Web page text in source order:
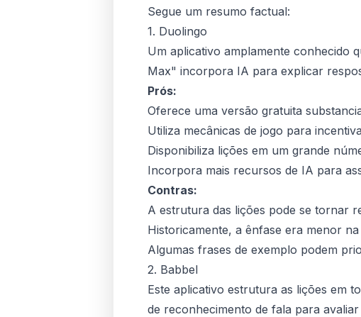
Segue um resumo factual:
1. Duolingo
Um aplicativo amplamente conhecido
Max" incorpora IA para explicar
Prós:
Oferece uma versão gratuita
Utiliza mecânicas de jogo para
Disponibiliza lições em um grande
Incorpora mais recursos de IA para
Contras:
A estrutura das lições pode se tornar
Historicamente, a ênfase era menor
Algumas frases de exemplo podem
2. Babbel
Este aplicativo estrutura as lições em
de reconhecimento de fala para